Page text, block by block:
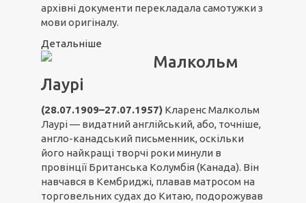
архівні документи перекладала самотужки з
мови оригіналу.
Детальніше
Малкольм
Лаурі
(28.07.1909–27.07.1957) Кларенс Малкольм
Лаурі — видатний англійський, або, точніше,
англо-канадський письменник, оскільки
його найкращі творчі роки минули в
провінції Британська Колумбія (Канада). Він
навчався в Кембриджі, плавав матросом на
торговельних судах до Китаю, подорожував